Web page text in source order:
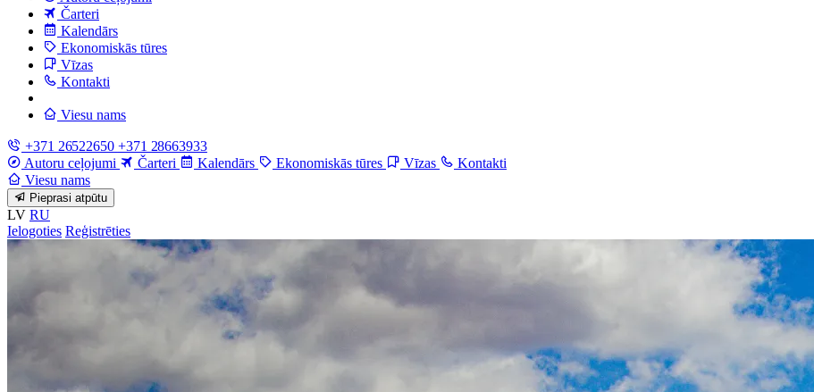
Čarteri
Kalendārs
Ekonomiskās tūres
Vīzas
Kontakti
Viesu nams
+371 26522650 +371 28663933
Autoru ceļojumi
Čarteri Kalendārs Ekonomiskās tūres Vīzas
Kontakti
Viesu nams
Pieprasi atpūtu
LV RU
Ielogoties Reģistrēties